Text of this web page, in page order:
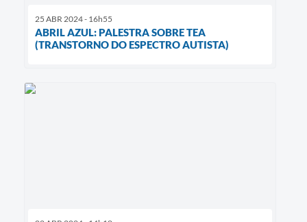
25 ABR 2024 - 16h55
ABRIL AZUL: PALESTRA SOBRE TEA
(TRANSTORNO DO ESPECTRO AUTISTA)